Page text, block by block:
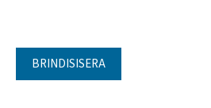
BRINDISISERA